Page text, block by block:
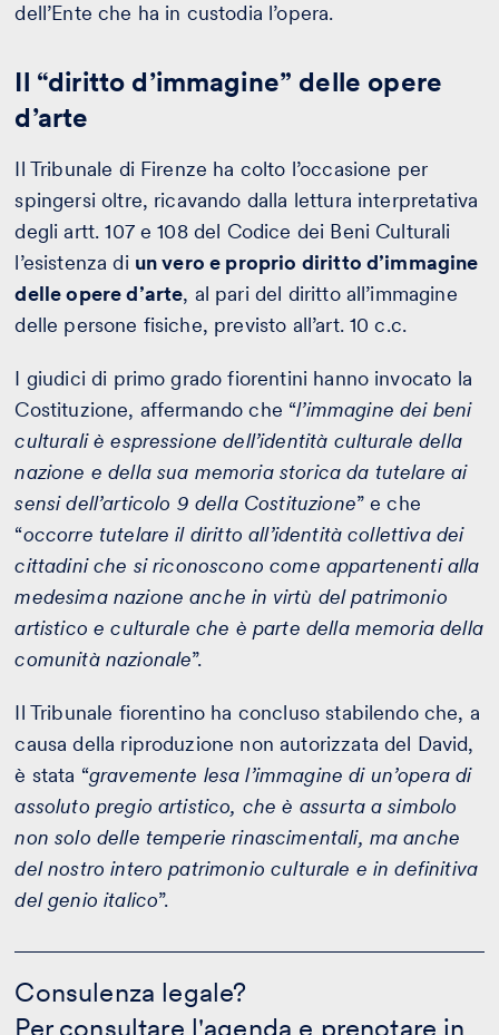
dell’Ente che ha in custodia l’opera.
Il “diritto d’immagine” delle opere
d’arte
Il Tribunale di Firenze ha colto l’occasione per
spingersi oltre, ricavando dalla lettura interpretativa
degli artt. 107 e 108 del Codice dei Beni Culturali
l’esistenza di un vero e proprio diritto d’immagine
delle opere d’arte, al pari del diritto all’immagine
delle persone fisiche, previsto all’art. 10 c.c.
I giudici di primo grado fiorentini hanno invocato la
Costituzione, affermando che “l’immagine dei beni
culturali è espressione dell’identità culturale della
nazione e della sua memoria storica da tutelare ai
sensi dell’articolo 9 della Costituzione” e che
“occorre tutelare il diritto all’identità collettiva dei
cittadini che si riconoscono come appartenenti alla
medesima nazione anche in virtù del patrimonio
artistico e culturale che è parte della memoria della
comunità nazionale”.
Il Tribunale fiorentino ha concluso stabilendo che, a
causa della riproduzione non autorizzata del David,
è stata “gravemente lesa l’immagine di un’opera di
assoluto pregio artistico, che è assurta a simbolo
non solo delle temperie rinascimentali, ma anche
del nostro intero patrimonio culturale e in definitiva
del genio italico”.
Consulenza legale?
Per consultare l'agenda e prenotare in
legale?
-
CERCA